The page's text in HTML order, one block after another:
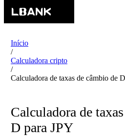
Início
/
Calculadora cripto
/
Calculadora de taxas de câmbio de
Calculadora de
D para JPY